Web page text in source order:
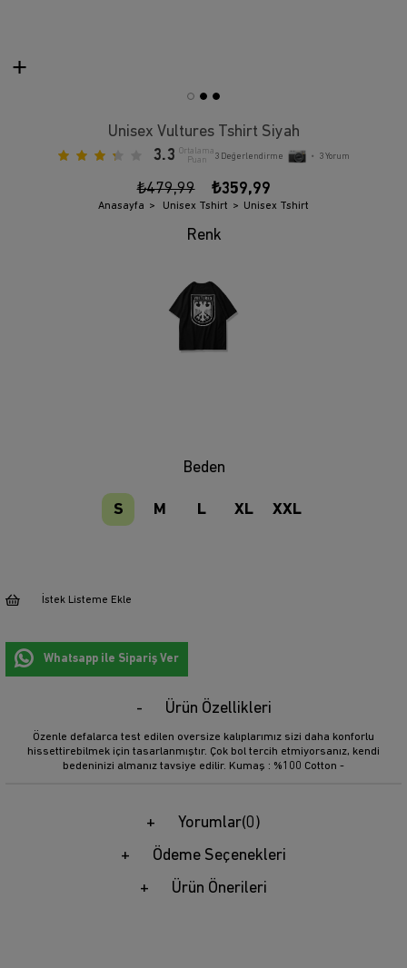
Unisex Vultures Tshirt Siyah
3.3 Ortalama
Puan
3 Değerlendirme • 3Yorum
₺479,99 ₺359,99
Anasayfa Unisex Tshirt Unisex Tshirt
Beden
S M L XL XXL
İstek Listeme Ekle
Whatsapp ile Sipariş Ver
Ürün Özellikleri
Özenle defalarca test edilen oversize kalıplarımız sizi daha konforlu
hissettirebilmek için tasarlanmıştır. Çok bol tercih etmiyorsanız, kendi
bedeninizi almanız tavsiye edilir. Kumaş : %100 Cotton -
Yorumlar(0)
Ödeme Seçenekleri
Ürün Önerileri